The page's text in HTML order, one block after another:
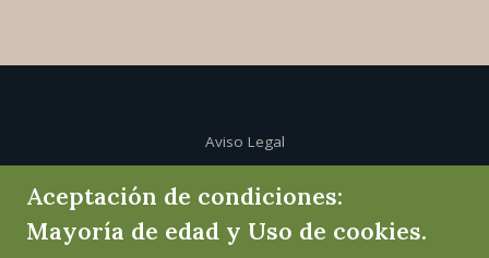
Aviso Legal
Política de cookies
Política de privacidad
Aceptación de condiciones:
Mayoría de edad y Uso de cookies.